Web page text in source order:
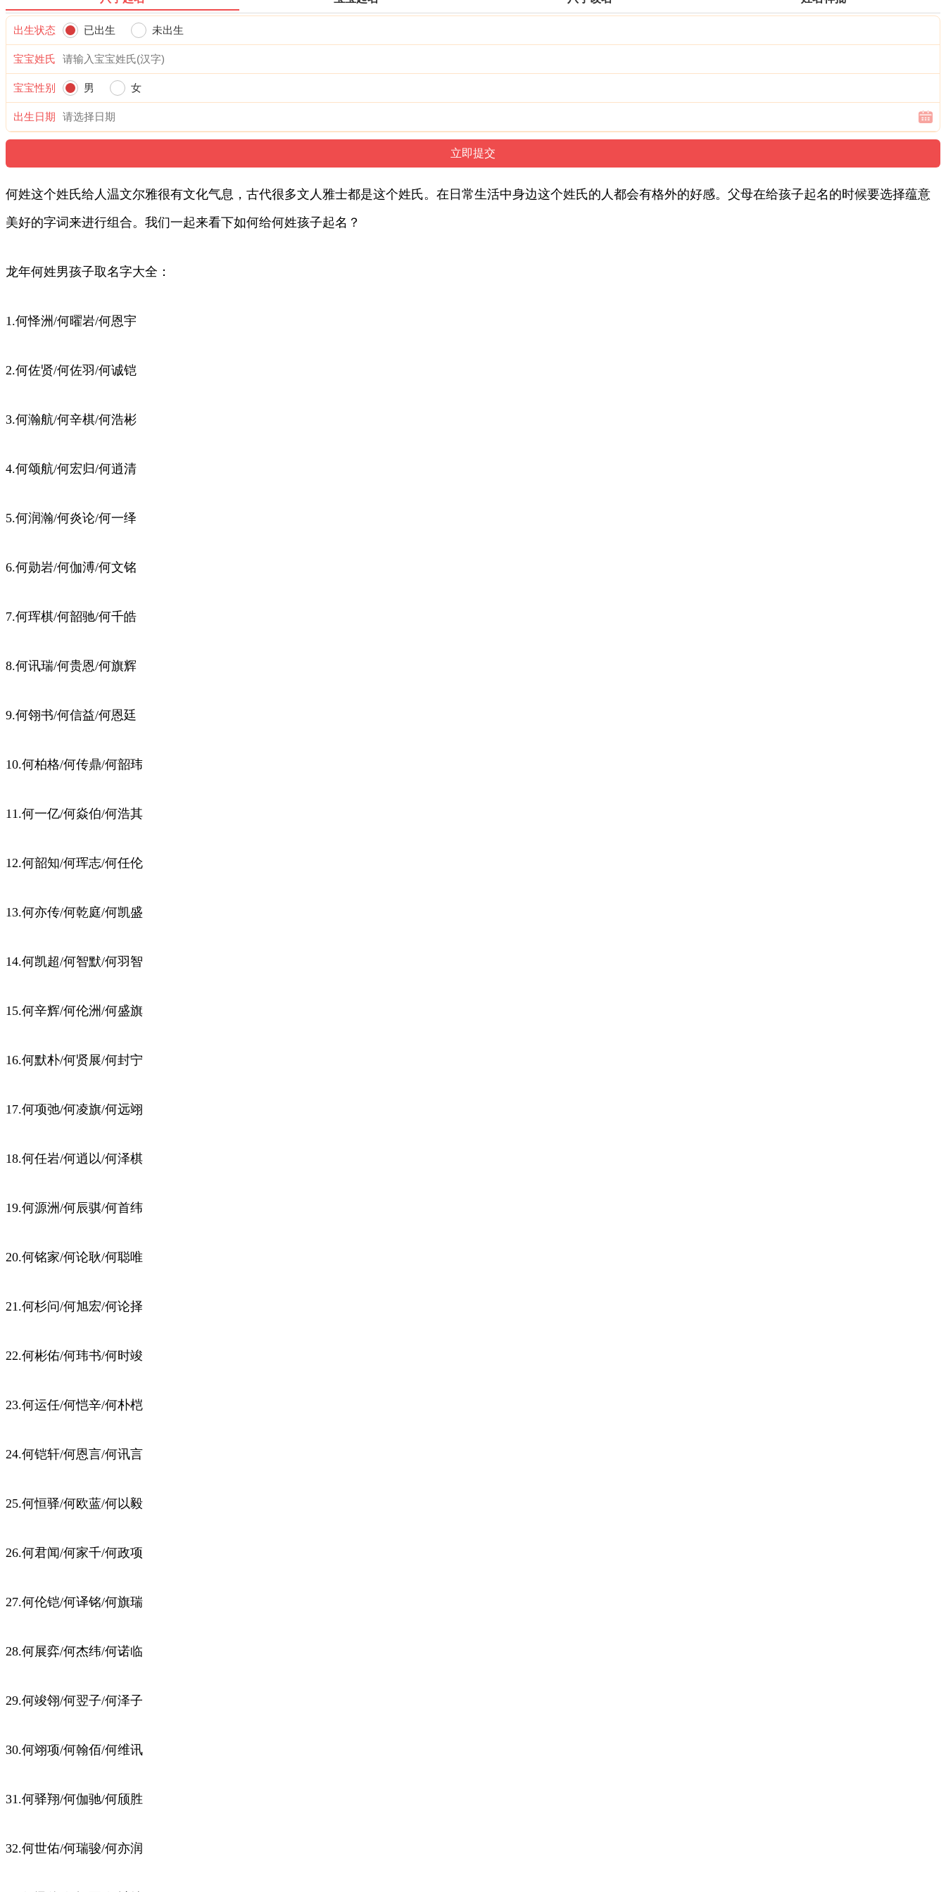
出生状态 已出生 未出生
宝宝姓氏
宝宝性别 男 女
出生日期
何姓这个姓氏给人温文尔雅很有文化气息，古代很多文人雅士都是这个姓氏。在日常生活中身边这个姓氏的人都会有格外的好感。父母在给孩子起名的时候要选择蕴意
美好的字词来进行组合。我们一起来看下如何给何姓孩子起名？
龙年何姓男孩子取名字大全：
1.何怿洲/何曜岩/何恩宇
2.何佐贤/何佐羽/何诚铠
3.何瀚航/何辛棋/何浩彬
4.何颂航/何宏归/何逍清
5.何润瀚/何炎论/何一绎
6.何勋岩/何伽溥/何文铭
7.何珲棋/何韶驰/何千皓
8.何讯瑞/何贵恩/何旗辉
9.何翎书/何信益/何恩廷
10.何柏格/何传鼎/何韶玮
11.何一亿/何焱伯/何浩其
12.何韶知/何珲志/何任伦
13.何亦传/何乾庭/何凯盛
14.何凯超/何智默/何羽智
15.何辛辉/何伦洲/何盛旗
16.何默朴/何贤展/何封宁
17.何项弛/何凌旗/何远翊
18.何任岩/何逍以/何泽棋
19.何源洲/何辰骐/何首纬
20.何铭家/何论耿/何聪唯
21.何杉问/何旭宏/何论择
22.何彬佑/何玮书/何时竣
23.何运任/何恺辛/何朴桤
24.何铠轩/何恩言/何讯言
25.何恒驿/何欧蓝/何以毅
26.何君闻/何家千/何政项
27.何伦铠/何译铭/何旗瑞
28.何展弈/何杰纬/何诺临
29.何竣翎/何翌子/何泽子
30.何翊项/何翰佰/何维讯
31.何驿翔/何伽驰/何颀胜
32.何世佑/何瑞骏/何亦润